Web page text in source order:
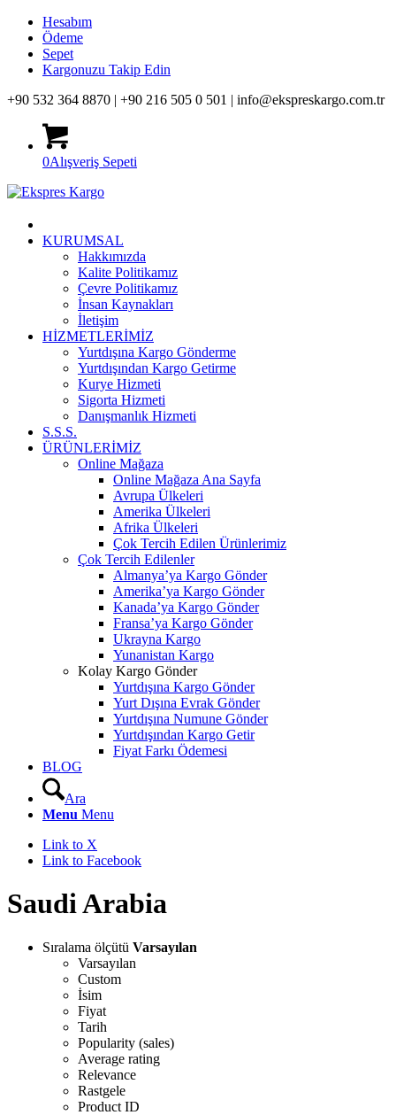
Hesabım
Ödeme
Sepet
Kargonuzu Takip Edin
+90 532 364 8870 | +90 216 505 0 501 | info@ekspreskargo.com.tr
0Alışveriş Sepeti
KURUMSAL
Hakkımızda
Kalite Politikamız
Çevre Politikamız
İnsan Kaynakları
İletişim
HİZMETLERİMİZ
Yurtdışına Kargo Gönderme
Yurtdışından Kargo Getirme
Kurye Hizmeti
Sigorta Hizmeti
Danışmanlık Hizmeti
S.S.S.
ÜRÜNLERİMİZ
Online Mağaza
Online Mağaza Ana Sayfa
Avrupa Ülkeleri
Amerika Ülkeleri
Afrika Ülkeleri
Çok Tercih Edilen Ürünlerimiz
Çok Tercih Edilenler
Almanya’ya Kargo Gönder
Amerika’ya Kargo Gönder
Kanada’ya Kargo Gönder
Fransa’ya Kargo Gönder
Ukrayna Kargo
Yunanistan Kargo
Kolay Kargo Gönder
Yurtdışına Kargo Gönder
Yurt Dışına Evrak Gönder
Yurtdışına Numune Gönder
Yurtdışından Kargo Getir
Fiyat Farkı Ödemesi
BLOG
Ara
Menu Menu
Link to X
Link to Facebook
Saudi Arabia
Sıralama ölçütü Varsayılan
Varsayılan
Custom
İsim
Fiyat
Tarih
Popularity (sales)
Average rating
Relevance
Rastgele
Product ID